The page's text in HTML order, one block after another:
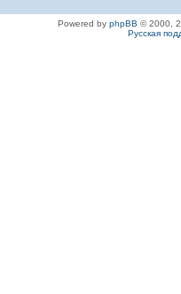
Powered by phpBB © 2000,
Русская